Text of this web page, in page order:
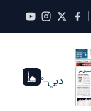
دبي--°